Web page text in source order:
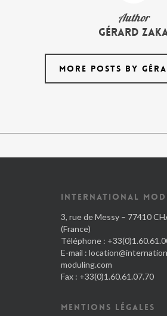
Author
Gérard
MORE POSTS BY
INTERNATIONAL
3, rue de Messy – 77410
(France)
Téléphone :
E-mail :
moduling.com
Fax : +33(0)1.60.61.07.70
MENTIONS LÉGALES